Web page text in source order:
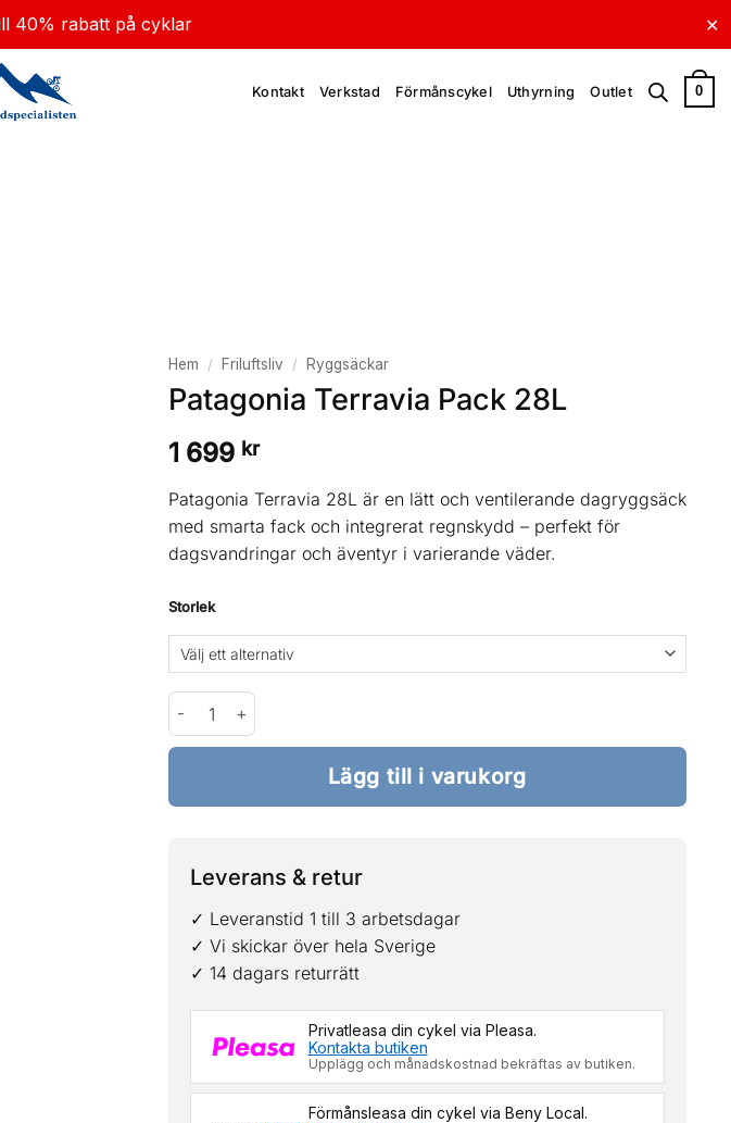
40% rabatt på cyklar ✕
Kontakt Verkstad Förmånscykel Uthyrning Outlet 0
Hem / Friluftsliv / Ryggsäckar
Patagonia Terravia Pack 28L
1 699 kr
Patagonia Terravia 28L är en lätt och ventilerande dagryggsäck
med smarta fack och integrerat regnskydd – perfekt för
dagsvandringar och äventyr i varierande väder.
Storlek
Patagonia Terravia Pack 28L mängd
Lägg till i varukorg
Leverans & retur
✓ Leveranstid 1 till 3 arbetsdagar
✓ Vi skickar över hela Sverige
✓ 14 dagars returrätt
Privatleasa din cykel via Pleasa.
Kontakta butiken
Upplägg och månadskostnad bekräftas av butiken.
Förmånsleasa din cykel via Beny Local.